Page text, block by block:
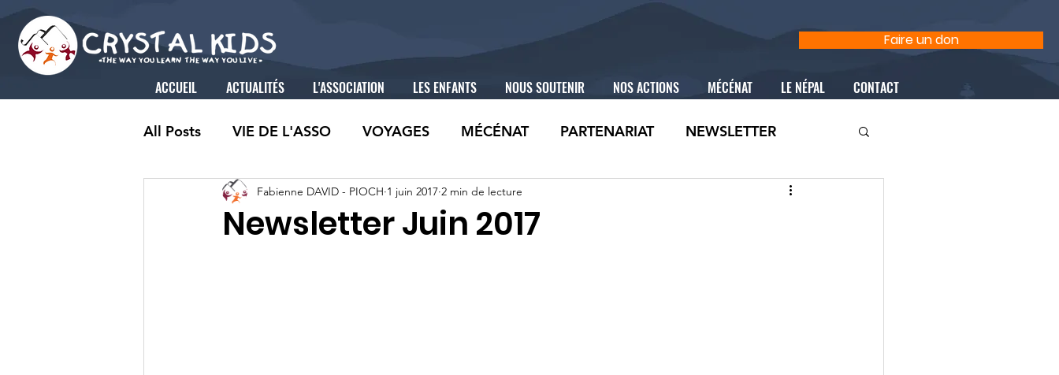
Faire un don
ACCUEIL ACTUALITÉS L'ASSOCIATION LES ENFANTS NOUS SOUTENIR NOS ACTIONS MÉCÉNAT LE NÉPAL CONTACT
All Posts VIE DE L'ASSO VOYAGES MÉCÉNAT PARTENARIAT NEWSLETTER
Newsletter Juin 2017
Fabienne DAVID - PIOCH 1 juin 2017 2 min de lecture